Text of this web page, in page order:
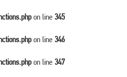
on line 345
on line 346
on line 347